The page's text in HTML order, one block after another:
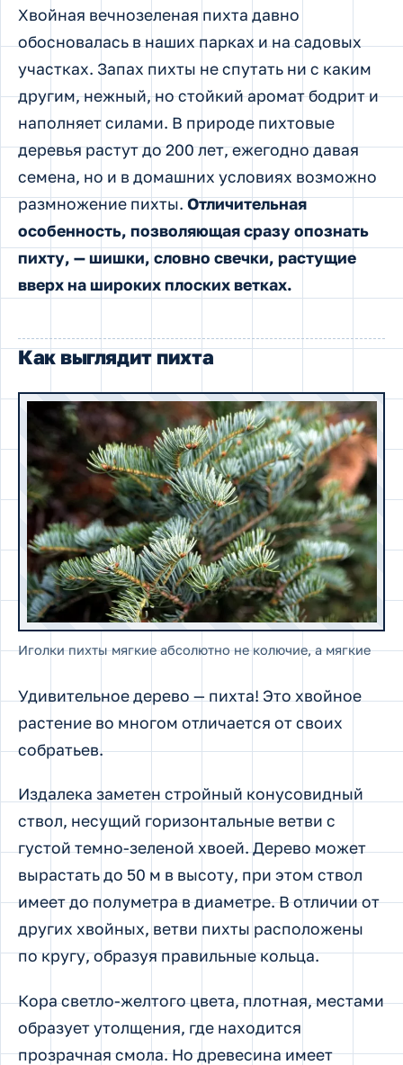
Хвойная вечнозеленая пихта давно
обосновалась в наших парках и на садовых
участках. Запах пихты не спутать ни с каким
другим, нежный, но стойкий аромат бодрит и
наполняет силами. В природе пихтовые
деревья растут до 200 лет, ежегодно давая
семена, но и в домашних условиях возможно
размножение пихты.Отличительная
особенность, позволяющая сразу опознать
пихту, — шишки, словно свечки, растущие
вверх на широких плоских ветках.
Как выглядит пихта
Иголки пихты мягкие абсолютно не колючие, а мягкие
Удивительное дерево — пихта! Это хвойное
растение во многом отличается от своих
собратьев.
Издалека заметен стройный конусовидный
ствол, несущий горизонтальные ветви с
густой темно-зеленой хвоей. Дерево может
вырастать до 50 м в высоту, при этом ствол
имеет до полуметра в диаметре. В отличии от
других хвойных, ветви пихты расположены
по кругу, образуя правильные кольца.
Кора светло-желтого цвета, плотная, местами
образует утолщения, где находится
прозрачная смола. Но древесина имеет